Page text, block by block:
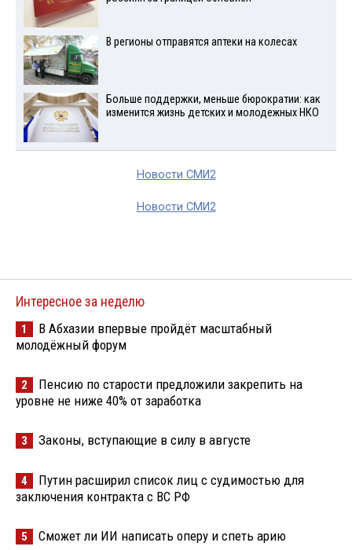
В регионы отправятся аптеки на колесах
Больше поддержки, меньше бюрократии: как
изменится жизнь детских и молодежных НКО
Новости СМИ2
Новости СМИ2
Интересное за неделю
1
В Абхазии впервые пройдёт масштабный
молодёжный форум
2
Пенсию по старости предложили закрепить на
уровне не ниже 40% от заработка
3 Законы, вступающие в силу в августе
4
Путин расширил список лиц с судимостью для
заключения контракта с ВС РФ
5 Сможет ли ИИ написать оперу и спеть арию